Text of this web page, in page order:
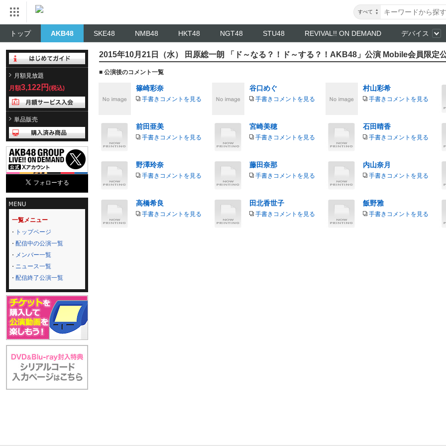
すべて
トップ AKB48 SKE48 NMB48 HKT48 NGT48 STU48 REVIVAL!! ON DEMAND デバイス
月額見放題
月額3,122円 (税込)
単品販売
一覧メニュー
トップページ
配信中の公演一覧
メンバー一覧
ニュース一覧
配信終了公演一覧
2015年10月21日（水） 田原総一朗 「ド～なる？！ド～する？！AKB48」公演 Mobile会員限定
■ 公演後のコメント一覧
篠崎彩奈
手書きコメントを見る
谷口めぐ
手書きコメントを見る
村山彩希
手書きコメントを見る
前田亜美
手書きコメントを見る
宮崎美穂
手書きコメントを見る
石田晴香
手書きコメントを見る
野澤玲奈
手書きコメントを見る
藤田奈那
手書きコメントを見る
内山奈月
手書きコメントを見る
高橋希良
手書きコメントを見る
田北香世子
手書きコメントを見る
飯野雅
手書きコメントを見る